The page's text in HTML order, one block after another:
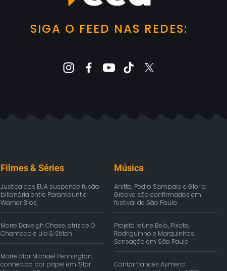
SIGA O FEED NAS REDES:
Filmes & Séries
Justiça dos EUA suspende fusão
bilionária entre Paramount e
Warner Bros.
Morre Daveigh Chase, atriz de O
Chamado e Lilo & Stitch
Morre ator Michael Pennington,
conhecido por papel em ‘Star
Música
Anitta, Pedro Sampaio e Gloria
Groove são confirmados em
festival de São Paulo
Projeto reúne Belo, Pixote,
Rodriguinho e Marquinhos
Sensação em São Paulo
Cantor francês Aymeric